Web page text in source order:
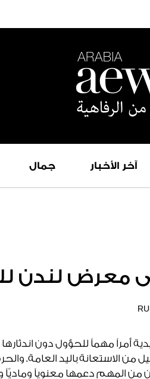
آخر الأخبار جمال
معرض لندن
أمراً مهماً للحؤول دون
من الاستعانة باليد العامة.
من المهم دعمها معنوياً وماديّاً